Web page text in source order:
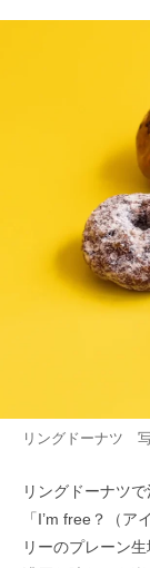
リングドーナツ
リングドーナツ
「I’m free？（
リーのプレーン